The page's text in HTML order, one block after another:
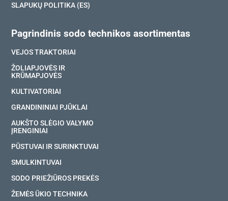
SLAPUKŲ POLITIKA (ES)
Pagrindinis sodo technikos asortimentas
VEJOS TRAKTORIAI
ŽOLIAPJOVĖS IR
KRŪMAPJOVĖS
KULTIVATORIAI
GRANDININIAI PJŪKLAI
AUKŠTO SLĖGIO VALYMO
ĮRENGINIAI
PŪSTUVAI IR SURINKTUVAI
SMULKINTUVAI
SODO PRIEŽIŪROS PREKĖS
ŽEMĖS ŪKIO TECHNIKA